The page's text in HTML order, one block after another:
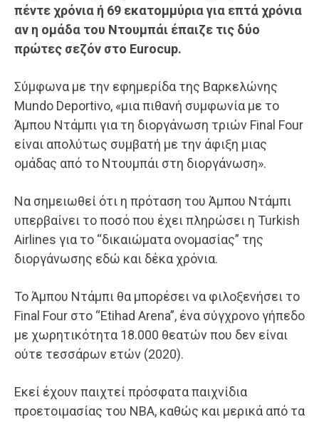
πέντε χρόνια ή 69 εκατομμύρια για επτά χρόνια
αν η ομάδα του Ντουμπάι έπαιζε τις δύο
πρώτες σεζόν στο Eurocup.
Σύμφωνα με την εφημερίδα της Βαρκελώνης
Mundo Deportivo, «μια πιθανή συμφωνία με το
Άμπου Ντάμπι για τη διοργάνωση τριών Final Four
είναι απολύτως συμβατή με την άφιξη μιας
ομάδας από το Ντουμπάι στη διοργάνωση».
Να σημειωθεί ότι η πρόταση του Άμπου Ντάμπι
υπερβαίνει το ποσό που έχει πληρώσει η Turkish
Airlines για το “δικαιώματα ονομασίας” της
διοργάνωσης εδώ και δέκα χρόνια.
Το Άμπου Ντάμπι θα μπορέσει να φιλοξενήσει το
Final Four στο “Etihad Arena”, ένα σύγχρονο γήπεδο
με χωρητικότητα 18.000 θεατών που δεν είναι
ούτε τεσσάρων ετών (2020).
Εκεί έχουν παιχτεί πρόσφατα παιχνίδια
προετοιμασίας του ΝΒΑ, καθώς και μερικά από τα